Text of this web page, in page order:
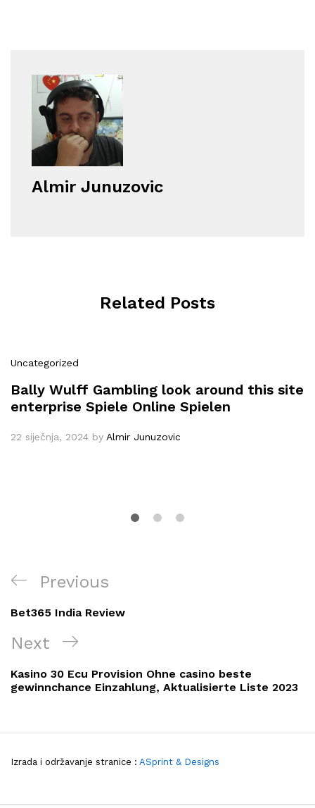
Almir Junuzovic
Related Posts
Uncategorized
Bally Wulff Gambling look around this site
enterprise Spiele Online Spielen
22 siječnja, 2024 by Almir Junuzovic
Navigacija
objava
Previous
Post
Previous
Bet365 India Review
Next
Post
Next
Kasino 30 Ecu Provision Ohne casino beste
gewinnchance Einzahlung, Aktualisierte Liste 2023
Izrada i održavanje stranice : ASprint & Designs